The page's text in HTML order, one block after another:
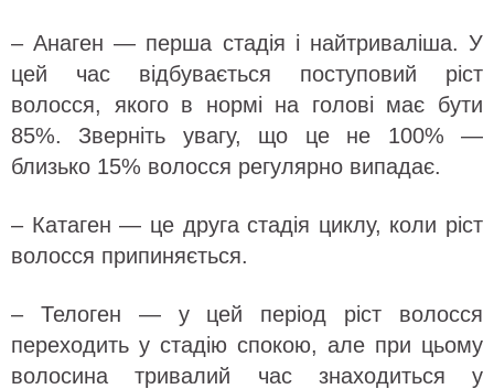
– Анаген — перша стадія і найтриваліша. У
цей час відбувається поступовий ріст
волосся, якого в нормі на голові має бути
85%. Зверніть увагу, що це не 100% —
близько 15% волосся регулярно випадає.
– Катаген — це друга стадія циклу, коли ріст
волосся припиняється.
– Телоген — у цей період ріст волосся
переходить у стадію спокою, але при цьому
волосина тривалий час знаходиться у